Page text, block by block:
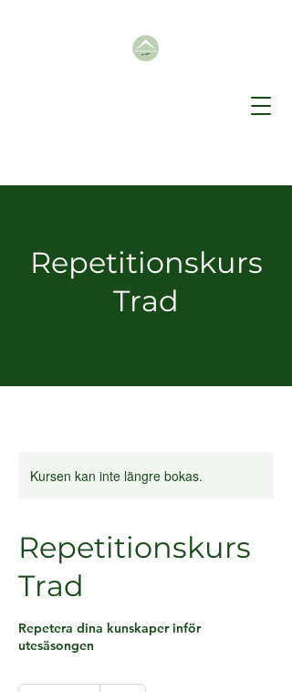
Repetitionskurs
Trad
Kursen kan inte längre bokas.
Repetitionskurs
Trad
Repetera dina kunskaper inför
utesäsongen